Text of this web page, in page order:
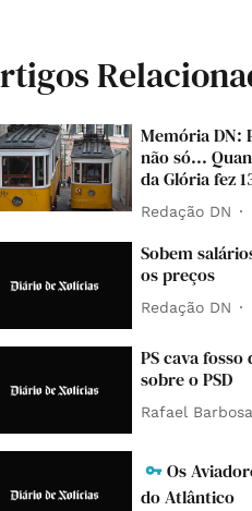
Memória DN:
não só...
da Glória fez
Redação DN
Sobem
os preços
Redação DN
PS cava
sobre o PSD
Rafael Barbosa
Os
do Atlântico